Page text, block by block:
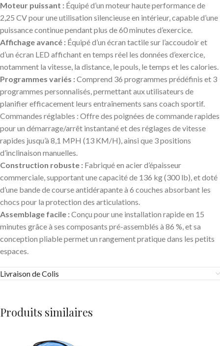
Moteur puissant : Équipé d’un moteur haute performance de
2,25 CV pour une utilisation silencieuse en intérieur, capable d’une
puissance continue pendant plus de 60 minutes d’exercice.
Affichage avancé : Équipé d’un écran tactile sur l’accoudoir et
d’un écran LED affichant en temps réel les données d’exercice,
notamment la vitesse, la distance, le pouls, le temps et les calories.
Programmes variés :Comprend 36 programmes prédéfinis et 3
programmes personnalisés, permettant aux utilisateurs de
planifier efficacement leurs entraînements sans coach sportif.
Commandes réglables : Offre des poignées de commande rapides
pour un démarrage/arrêt instantané et des réglages de vitesse
rapides jusqu’à 8,1 MPH (13 KM/H), ainsi que 3 positions
d’inclinaison manuelles.
Construction robuste : Fabriqué en acier d’épaisseur
commerciale, supportant une capacité de 136 kg (300 lb), et doté
d’une bande de course antidérapante à 6 couches absorbant les
chocs pour la protection des articulations.
Assemblage facile :Conçu pour une installation rapide en 15
minutes grâce à ses composants pré-assemblés à 86 %, et sa
conception pliable permet un rangement pratique dans les petits
espaces.
Livraison de Colis
Produits similaires